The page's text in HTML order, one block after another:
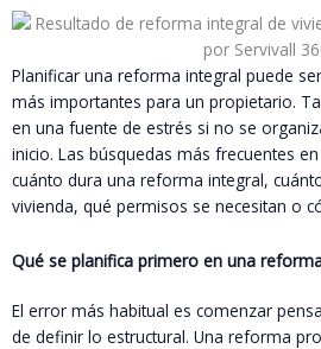
Planificar una reforma integral puede
más importantes para un propietario.
en una fuente de estrés si no se
inicio. Las búsquedas más frecuentes
cuánto dura una reforma integral,
vivienda, qué permisos se necesitan o
Qué se planifica primero en una
El error más habitual es comenzar
de definir lo estructural. Una reforma